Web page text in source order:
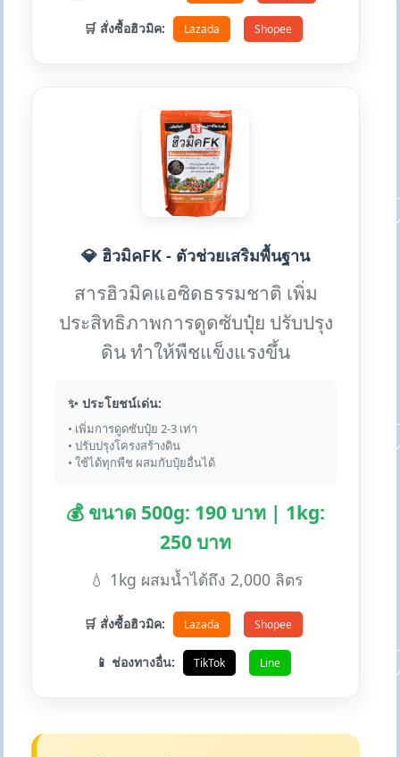
🛒 สั่งซื้อฮิวมิค: Lazada Shopee
💎 ฮิวมิคFK - ตัวช่วยเสริมพื้นฐาน
สารฮิวมิคแอซิดธรรมชาติ เพิ่ม
ประสิทธิภาพการดูดซับปุ๋ย ปรับปรุง
ดิน ทำให้พืชแข็งแรงขึ้น
✨ ประโยชน์เด่น:
• เพิ่มการดูดซับปุ๋ย 2-3 เท่า
• ปรับปรุงโครงสร้างดิน
• ใช้ได้ทุกพืช ผสมกับปุ๋ยอื่นได้
💰 ขนาด 500g: 190 บาท | 1kg:
250 บาท
💧 1kg ผสมน้ำได้ถึง 2,000 ลิตร
🛒 สั่งซื้อฮิวมิค: Lazada Shopee
📱 ช่องทางอื่น: TikTok Line